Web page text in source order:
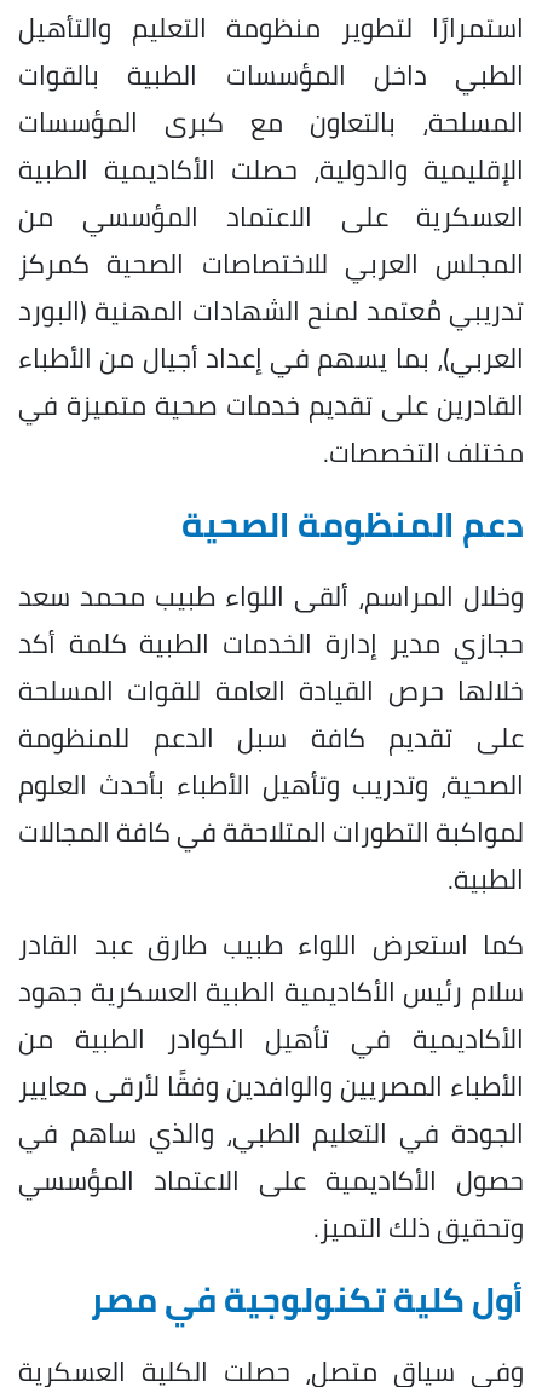
استمرارًا لتطوير منظومة التعليم والتأهيل
الطبي داخل المؤسسات الطبية بالقوات
المسلحة، بالتعاون مع كبرى المؤسسات
الإقليمية والدولية، حصلت الأكاديمية الطبية
العسكرية على الاعتماد المؤسسي من
المجلس العربي للاختصاصات الصحية كمركز
تدريبي مُعتمد لمنح الشهادات المهنية (البورد
العربي)، بما يسهم في إعداد أجيال من الأطباء
القادرين على تقديم خدمات صحية متميزة في
مختلف التخصصات.
دعم المنظومة الصحية
وخلال المراسم، ألقى اللواء طبيب محمد سعد
حجازي مدير إدارة الخدمات الطبية كلمة أكد
خلالها حرص القيادة العامة للقوات المسلحة
على تقديم كافة سبل الدعم للمنظومة
الصحية، وتدريب وتأهيل الأطباء بأحدث العلوم
لمواكبة التطورات المتلاحقة في كافة المجالات
الطبية.
كما استعرض اللواء طبيب طارق عبد القادر
سلام رئيس الأكاديمية الطبية العسكرية جهود
الأكاديمية في تأهيل الكوادر الطبية من
الأطباء المصريين والوافدين وفقًا لأرقى معايير
الجودة في التعليم الطبي، والذي ساهم في
حصول الأكاديمية على الاعتماد المؤسسي
وتحقيق ذلك التميز.
أول كلية تكنولوجية في مصر
وفي سياق متصل، حصلت الكلية العسكرية